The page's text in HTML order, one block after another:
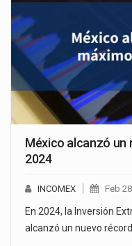
México alcanzó un
2024
INCOMEX Feb
En 2024, la Inversión
alcanzó un nuevo